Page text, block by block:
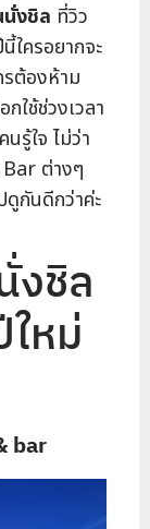
นั่งชิล ที่วิว
ใครอยากจะ
รต้องห้าม
ใช้ช่วงเวลา
รู้ใจ ไม่ว่า
ต่างๆ
ดูกันดีกว่าค่ะ
งชิล
หม่
bar